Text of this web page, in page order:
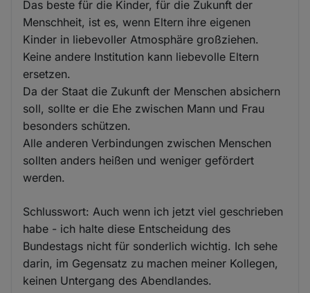
Das beste für die Kinder, für die Zukunft der
Menschheit, ist es, wenn Eltern ihre eigenen
Kinder in liebevoller Atmosphäre großziehen.
Keine andere Institution kann liebevolle Eltern
ersetzen.
Da der Staat die Zukunft der Menschen absichern
soll, sollte er die Ehe zwischen Mann und Frau
besonders schützen.
Alle anderen Verbindungen zwischen Menschen
sollten anders heißen und weniger gefördert
werden.
Schlusswort: Auch wenn ich jetzt viel geschrieben
habe - ich halte diese Entscheidung des
Bundestags nicht für sonderlich wichtig. Ich sehe
darin, im Gegensatz zu machen meiner Kollegen,
keinen Untergang des Abendlandes.